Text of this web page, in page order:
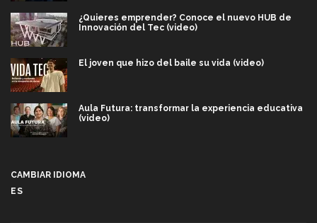
¿Quieres emprender? Conoce el nuevo HUB de
Innovación del Tec (video)
El joven que hizo del baile su vida (video)
Aula Futura: transformar la experiencia educativa
(video)
CAMBIAR IDIOMA
ES